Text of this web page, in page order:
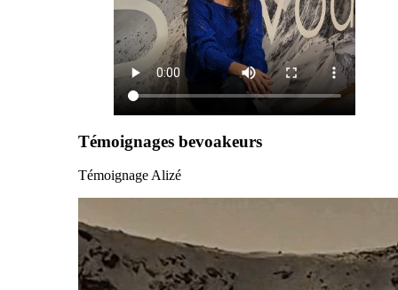
Témoignages bevoakeurs
Témoignage Alizé